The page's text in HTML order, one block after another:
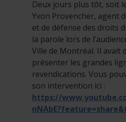
Deux jours plus tôt, soit
Yvon Provencher, agent
et de défense des droits
la parole lors de
Ville de Montréal. Il avait
présenter les grandes
revendications. Vous
son intervention ici :
https://